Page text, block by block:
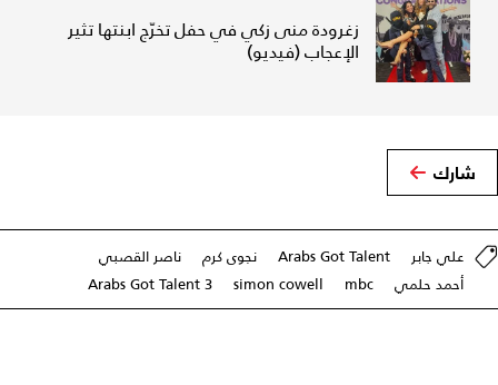
زغرودة منى زكي في حفل تخرّج ابنتها تثير
الإعجاب (فيديو)
شارك
علي جابر Arabs Got Talent نجوى كرم
ناصر القصبي
أحمد حلمي
mbc
simon cowell
Arabs Got Talent 3